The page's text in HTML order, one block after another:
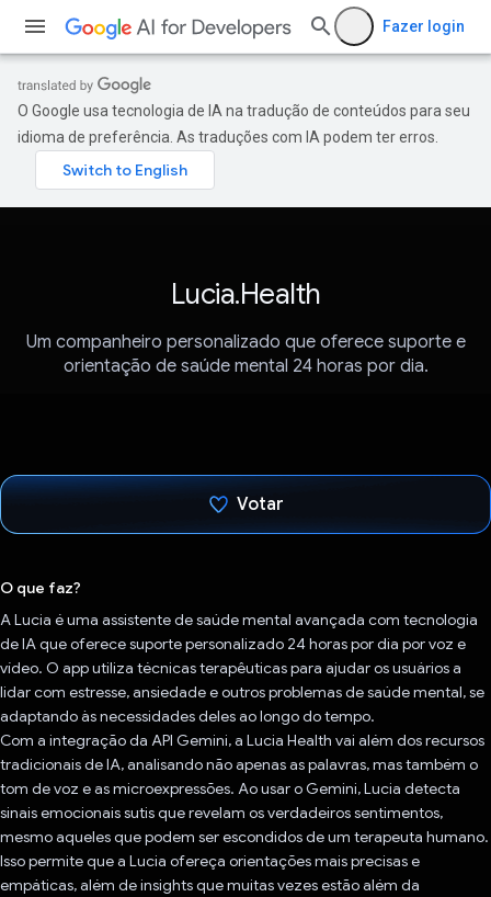
Fazer login
O Google usa tecnologia de IA na tradução de conteúdos para seu
idioma de preferência. As traduções com IA podem ter erros.
Lucia.Health
Um companheiro personalizado que oferece suporte e
orientação de saúde mental 24 horas por dia.
Votar
O que faz?
A Lucia é uma assistente de saúde mental avançada com tecnologia
de IA que oferece suporte personalizado 24 horas por dia por voz e
vídeo. O app utiliza técnicas terapêuticas para ajudar os usuários a
lidar com estresse, ansiedade e outros problemas de saúde mental, se
adaptando às necessidades deles ao longo do tempo.
Com a integração da API Gemini, a Lucia Health vai além dos recursos
tradicionais de IA, analisando não apenas as palavras, mas também o
tom de voz e as microexpressões. Ao usar o Gemini, Lucia detecta
sinais emocionais sutis que revelam os verdadeiros sentimentos,
mesmo aqueles que podem ser escondidos de um terapeuta humano.
Isso permite que a Lucia ofereça orientações mais precisas e
empáticas, além de insights que muitas vezes estão além da